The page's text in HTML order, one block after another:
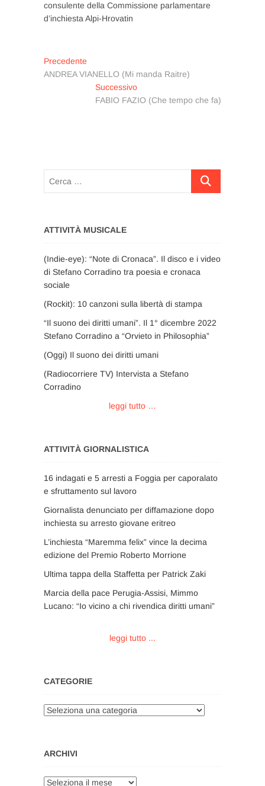
consulente della Commissione parlamentare
d’inchiesta Alpi-Hrovatin
Navigazione
articoli
Precedente
precedente:
ANDREA VIANELLO (Mi manda Raitre)
SuccessivoArticolo
successivo:
FABIO FAZIO (Che tempo che fa)
Cerca
ATTIVITÀ MUSICALE
(Indie-eye): “Note di Cronaca”. Il disco e i video
di Stefano Corradino tra poesia e cronaca
sociale
(Rockit): 10 canzoni sulla libertà di stampa
“Il suono dei diritti umani”. Il 1° dicembre 2022
Stefano Corradino a “Orvieto in Philosophia”
(Oggi) Il suono dei diritti umani
(Radiocorriere TV) Intervista a Stefano
Corradino
leggi tutto …
ATTIVITÀ GIORNALISTICA
16 indagati e 5 arresti a Foggia per caporalato
e sfruttamento sul lavoro
Giornalista denunciato per diffamazione dopo
inchiesta su arresto giovane eritreo
L’inchiesta “Maremma felix” vince la decima
edizione del Premio Roberto Morrione
Ultima tappa della Staffetta per Patrick Zaki
Marcia della pace Perugia-Assisi, Mimmo
Lucano: “Io vicino a chi rivendica diritti umani”
leggi tutto ...
CATEGORIE
Categorie
ARCHIVI
Archivi